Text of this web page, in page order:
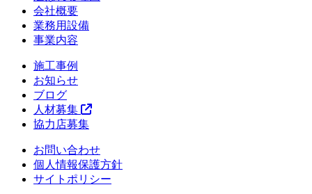
会社概要
業務用設備
事業内容
施工事例
お知らせ
ブログ
人材募集
協力店募集
お問い合わせ
個人情報保護方針
サイトポリシー